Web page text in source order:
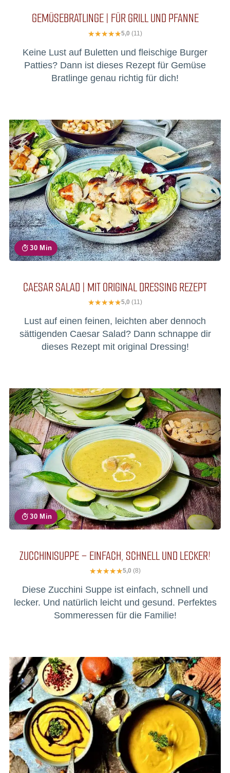
GEMÜSEBRATLINGE | FÜR GRILL UND PFANNE
5,0 (11)
Keine Lust auf Buletten und fleischige Burger
Patties? Dann ist dieses Rezept für Gemüse
Bratlinge genau richtig für dich!
30 Min
CAESAR SALAD | MIT ORIGINAL DRESSING REZEPT
5,0 (11)
Lust auf einen feinen, leichten aber dennoch
sättigenden Caesar Salad? Dann schnappe dir
dieses Rezept mit original Dressing!
30 Min
ZUCCHINISUPPE – EINFACH, SCHNELL UND LECKER!
5,0 (8)
Diese Zucchini Suppe ist einfach, schnell und
lecker. Und natürlich leicht und gesund. Perfektes
Sommeressen für die Familie!